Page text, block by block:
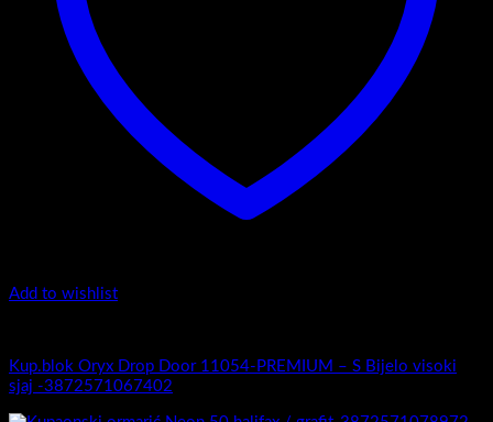
Add to wishlist
Kup.blok Oryx Drop Door 11054-PREMIUM – S Bijelo visoki
sjaj -3872571067402